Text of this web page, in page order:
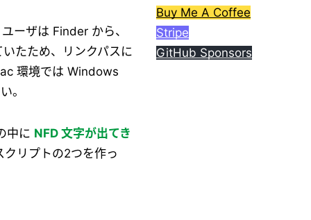
ーザは Finder から、
たため、リンクパスに
環境では Windows
。
中に NFD 文字が出てき
リプトの2つを作っ
Buy Me A Coffee
Stripe
GitHub Sponsors